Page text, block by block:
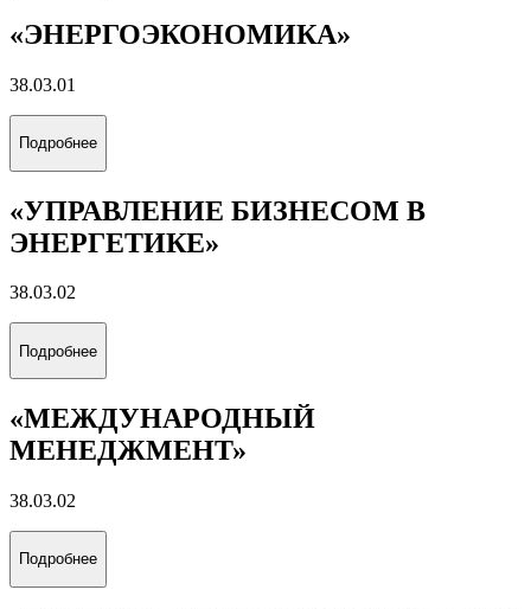
«ЭНЕРГОЭКОНОМИКА»
38.03.01
Подробнее
«УПРАВЛЕНИЕ БИЗНЕСОМ В
ЭНЕРГЕТИКЕ»
38.03.02
Подробнее
«МЕЖДУНАРОДНЫЙ
МЕНЕДЖМЕНТ»
38.03.02
Подробнее